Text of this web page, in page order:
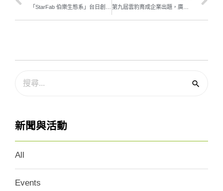
新聞與活動
All
Events
第九屆雲豹育成企業出題，廣招優質新創齊力共創！